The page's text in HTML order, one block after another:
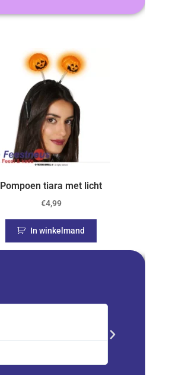
Pompoen tiara met licht
€4,99
In winkelmand
Trustpilot